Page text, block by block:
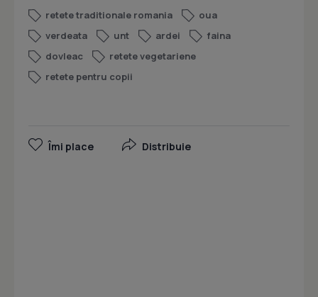
retete traditionale romania
oua
verdeata
unt ardei
faina
dovleac
retete vegetariene
retete pentru copii
Îmi place Distribuie